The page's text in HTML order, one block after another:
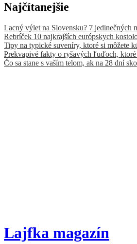
Najčítanejšie
Lacný výlet na Slovensku? 7 jedinečných
Rebríček 10 najkrajších európskych
Tipy na typické suveníry, ktoré si môžete
Prekvapivé fakty o ryšavých ľuďoch, ktoré
Čo sa stane s vaším telom, ak na 28 dní
Lajfka magazín